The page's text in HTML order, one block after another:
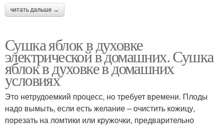
читать дальше →
Сушка яблок в духовке
электрической в домашних. Сушка
яблок в духовке в домашних
условиях
Это нетрудоемкий процесс, но требует времени. Плоды
надо вымыть, если есть желание – очистить кожицу,
порезать на ломтики или кружочки, предварительно